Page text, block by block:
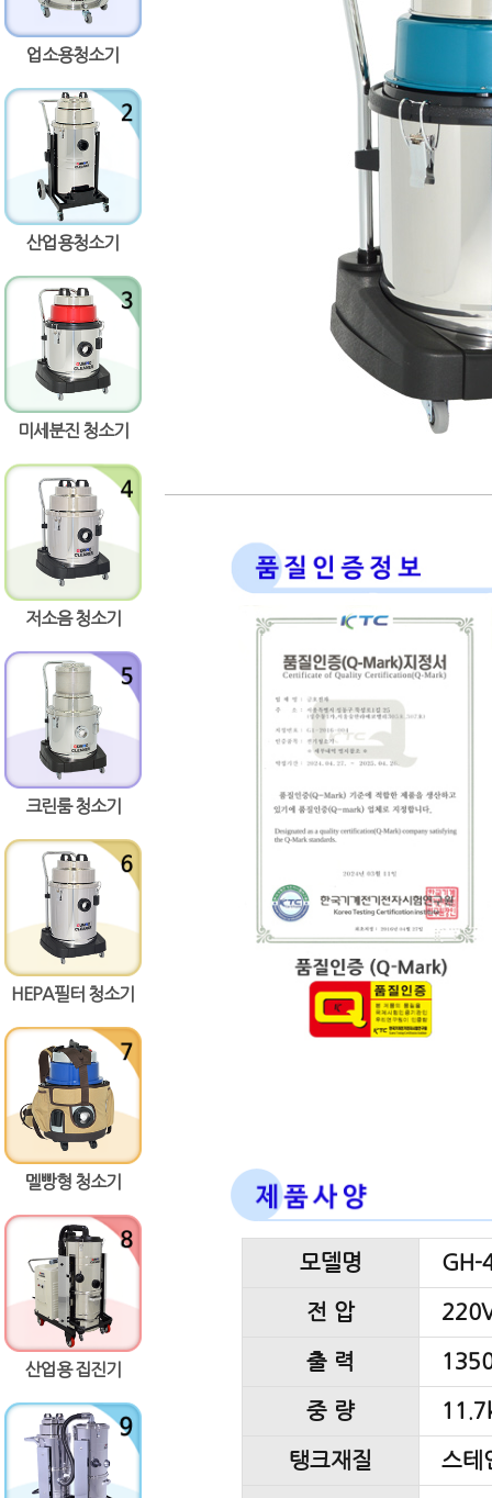
업소용청소기
산업용청소기
미세분진 청소기
저소음 청소기
크린룸 청소기
HEPA필터 청소기
멜빵형 청소기
산업용 집진기
증가
감소
모델명 GH-
전 압
출 력
중 량
탱크재질 스테